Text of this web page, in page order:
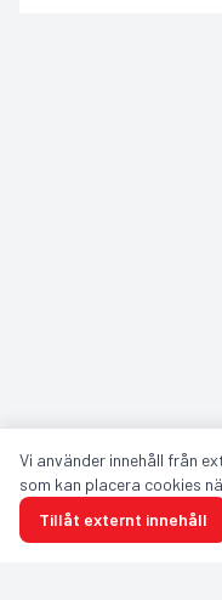
Vi använder innehåll från
som kan placera cookies
Tillåt externt innehåll